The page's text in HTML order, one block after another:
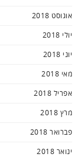
אוגוסט 2018
יולי 2018
יוני 2018
מאי 2018
אפריל 2018
מרץ 2018
פברואר 2018
ינואר 2018